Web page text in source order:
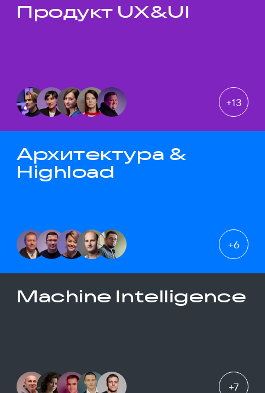
Темы докладов
Продукт UX&UI
+13
Архитектура &
Highload
+6
Machine Intelligence
+7